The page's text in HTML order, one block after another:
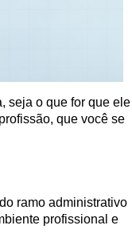
seja o que for que ele
que você se
ramo administrativo
profissional e